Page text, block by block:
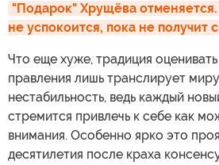
"Подарок" Хрущёва
не успокоится, пока не получит
Что еще хуже, традиция
правления лишь транслирует
нестабильность, ведь каждый
стремится привлечь к себе как
внимания. Особенно ярко это
десятилетия после краха